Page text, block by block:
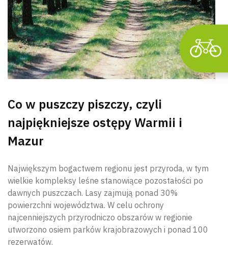
Co w puszczy piszczy, czyli
najpiękniejsze ostępy Warmii i
Mazur
Największym bogactwem regionu jest przyroda, w tym
wielkie kompleksy leśne stanowiące pozostałości po
dawnych puszczach. Lasy zajmują ponad 30%
powierzchni województwa. W celu ochrony
najcenniejszych przyrodniczo obszarów w regionie
utworzono osiem parków krajobrazowych i ponad 100
rezerwatów.